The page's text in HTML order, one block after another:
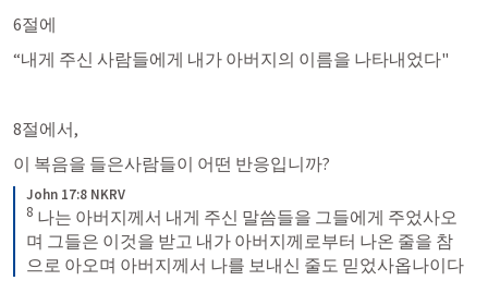
6절에
“내게 주신 사람들에게 내가 아버지의 이름을 나타내었다"
8절에서,
이 복음을 들은사람들이 어떤 반응입니까?
John 17:8 NKRV
8 나는 아버지께서 내게 주신 말씀들을 그들에게 주었사오
며 그들은 이것을 받고 내가 아버지께로부터 나온 줄을 참
으로 아오며 아버지께서 나를 보내신 줄도 믿었사옵나이다